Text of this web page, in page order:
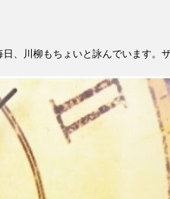
、川柳もちょいと詠んでいます。